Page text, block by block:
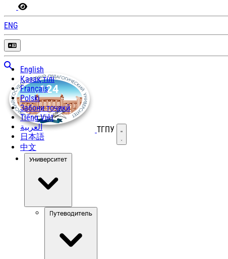
ENG
English
Қазақ тілі
Français
Polski
Забони тоҷикӣ
Tiếng Việt
العربية
日本語
中文
ТГПУ Открыть меню
Университет
Путеводитель